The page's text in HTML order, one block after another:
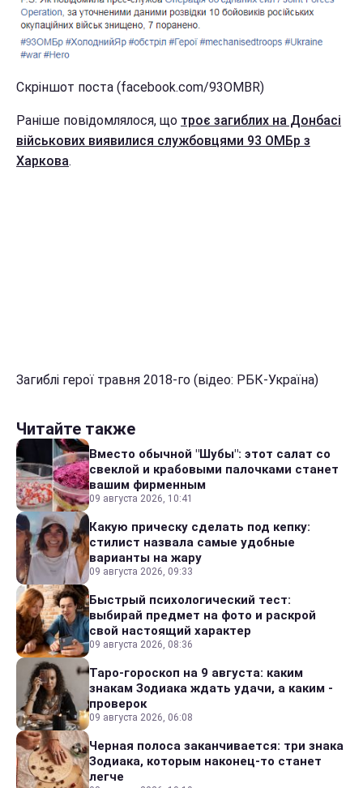
Скріншот поста (facebook.com/93OMBR)
Раніше повідомлялося, що троє загиблих на Донбасі
військових виявилися службовцями 93 ОМБр з
Харкова.
Загиблі герої травня 2018-го (відео: РБК-Україна)
Читайте также
Вместо обычной "Шубы": этот салат со
свеклой и крабовыми палочками станет
вашим фирменным
09 августа 2026, 10:41
Какую прическу сделать под кепку:
стилист назвала самые удобные
варианты на жару
09 августа 2026, 09:33
Быстрый психологический тест:
выбирай предмет на фото и раскрой
свой настоящий характер
09 августа 2026, 08:36
Таро-гороскоп на 9 августа: каким
знакам Зодиака ждать удачи, а каким -
проверок
09 августа 2026, 06:08
Черная полоса заканчивается: три знака
Зодиака, которым наконец-то станет
легче